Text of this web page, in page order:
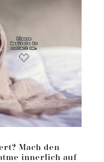
Mach den
innerlich auf